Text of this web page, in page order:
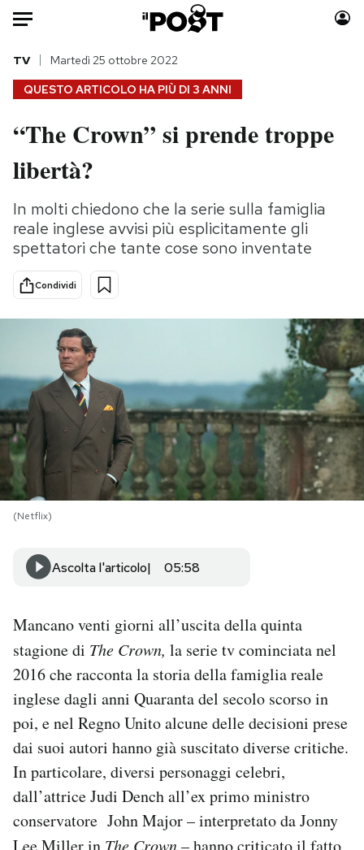
HOME
Italia
Mondo
Politica
Tecnologia
Internet
Scienza
Cultura
Economia
Moda
Storie/Idee
Ok Boomer!
Media
Mondiali calcio 2026
PODCAST
NEWSLETTER
I MIEI PREFERITI
SHOP
AREA PERSONALE
Area Personale
Newsletter
Notifiche mobile
Hai bisogno di aiuto?
Esci
QUESTO ARTICOLO HA PIÙ DI 3 ANNI
TV Martedì 25 ottobre 2022
“The Crown” si prende troppe
libertà?
In molti chiedono che la serie sulla famiglia
reale inglese avvisi più esplicitamente gli
spettatori che tante cose sono inventate
Condividi
(Netflix)
Ascolta l'articolo 05:58
Mancano venti giorni all’uscita della quinta
stagione di The Crown, la serie tv cominciata nel
2016 che racconta la storia della famiglia reale
inglese dagli anni Quaranta del secolo scorso in
poi, e nel Regno Unito alcune delle decisioni prese
dai suoi autori hanno già suscitato diverse critiche.
In particolare, diversi personaggi celebri,
dall’attrice Judi Dench all’ex primo ministro
conservatore John Major – interpretato da Jonny
The Crown